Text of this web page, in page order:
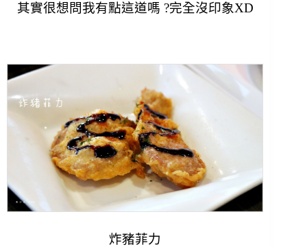
其實很想問我有點這道嗎 ?完全沒印象XD
炸豬菲力